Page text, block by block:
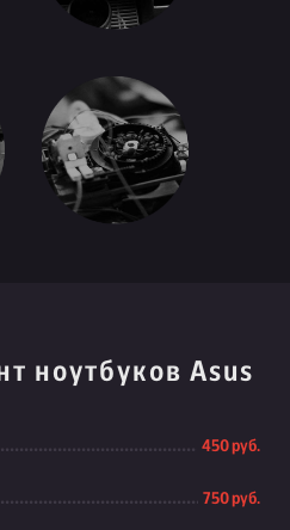
ноутбуков Asus
450 руб.
750 руб.